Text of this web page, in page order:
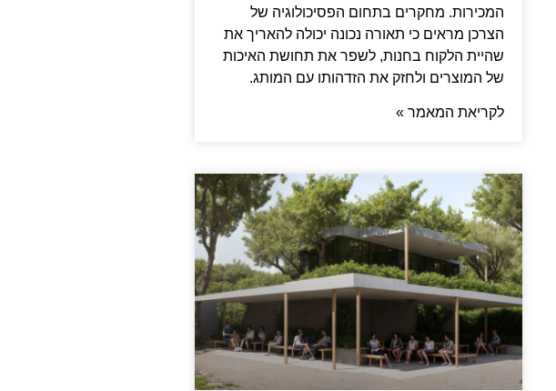
המכירות. מחקרים בתחום הפסיכולוגיה של
הצרכן מראים כי תאורה נכונה יכולה להאריך את
שהיית הלקוח בחנות, לשפר את תחושת האיכות
של המוצרים ולחזק את הזדהותו עם המותג.
לקריאת המאמר »